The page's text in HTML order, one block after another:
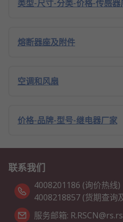
类型-尺寸-分类-价格-传感器
熔断器座及附件
空调和风扇
价格-品牌-型号-继电器厂家
联系我们
4008201186 (询价热线)
4008218857 (货期查询
服务邮箱: